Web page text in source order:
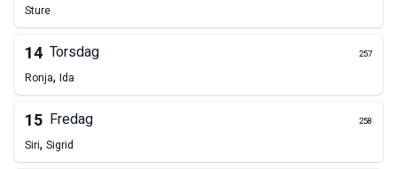
Sture
14 Torsdag 257
Ronja, Ida
15 Fredag 258
Siri, Sigrid